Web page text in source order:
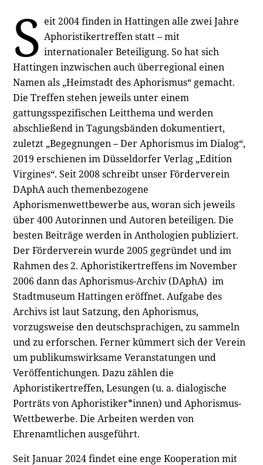
S eit 2004 finden in Hattingen alle zwei Jahre
Aphoristikertreffen statt – mit
internationaler Beteiligung. So hat sich
Hattingen inzwischen auch überregional einen
Namen als „Heimstadt des Aphorismus“ gemacht.
Die Treffen stehen jeweils unter einem
gattungsspezifischen Leitthema und werden
abschließend in Tagungsbänden dokumentiert,
zuletzt „Begegnungen – Der Aphorismus im Dialog“,
2019 erschienen im Düsseldorfer Verlag „Edition
Virgines“. Seit 2008 schreibt unser Förderverein
DAphA auch themenbezogene
Aphorismenwettbewerbe aus, woran sich jeweils
über 400 Autorinnen und Autoren beteiligen. Die
besten Beiträge werden in Anthologien publiziert.
Der Förderverein wurde 2005 gegründet und im
Rahmen des 2. Aphoristikertreffens im November
2006 dann das Aphorismus-Archiv (DAphA) im
Stadtmuseum Hattingen eröffnet. Aufgabe des
Archivs ist laut Satzung, den Aphorismus,
vorzugsweise den deutschsprachigen, zu sammeln
und zu erforschen. Ferner kümmert sich der Verein
um publikumswirksame Veranstatungen und
Veröffentichungen. Dazu zählen die
Aphoristikertreffen, Lesungen (u. a. dialogische
Porträts von Aphoristiker*innen) und Aphorismus-
Wettbewerbe. Die Arbeiten werden von
Ehrenamtlichen ausgeführt.
Seit Januar 2024 findet eine enge Kooperation mit